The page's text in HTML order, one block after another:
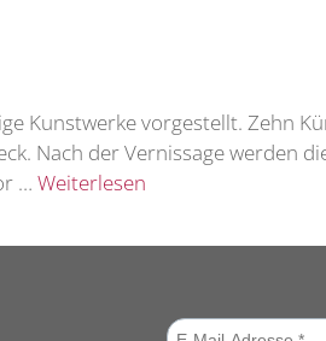
Kunstwerke vorgestellt. Zehn
Nach der Vernissage werden
… Weiterlesen